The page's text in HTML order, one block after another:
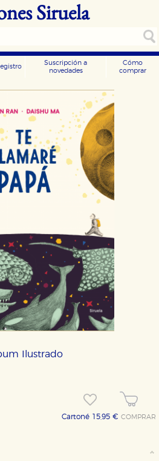
Siruela
Suscripción a
novedades
Cómo
comprar
Ilustrado
Cartoné 15,95 €COMPRAR